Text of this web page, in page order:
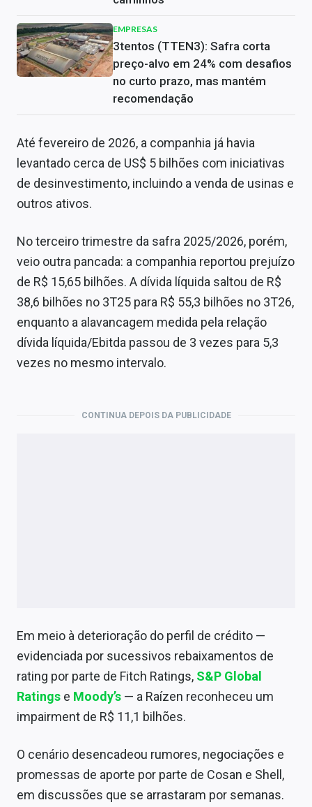
EMPRESAS
3tentos (TTEN3): Safra corta
preço-alvo em 24% com desafios
no curto prazo, mas mantém
recomendação
Até fevereiro de 2026, a companhia já havia
levantado cerca de US$ 5 bilhões com iniciativas
de desinvestimento, incluindo a venda de usinas e
outros ativos.
No terceiro trimestre da safra 2025/2026, porém,
veio outra pancada: a companhia reportou prejuízo
de R$ 15,65 bilhões. A dívida líquida saltou de R$
38,6 bilhões no 3T25 para R$ 55,3 bilhões no 3T26,
enquanto a alavancagem medida pela relação
dívida líquida/Ebitda passou de 3 vezes para 5,3
vezes no mesmo intervalo.
CONTINUA DEPOIS DA PUBLICIDADE
Em meio à deterioração do perfil de crédito —
evidenciada por sucessivos rebaixamentos de
rating por parte de Fitch Ratings, S&P Global
Ratings e Moody’s — a Raízen reconheceu um
impairment de R$ 11,1 bilhões.
O cenário desencadeou rumores, negociações e
promessas de aporte por parte de Cosan e Shell,
em discussões que se arrastaram por semanas.